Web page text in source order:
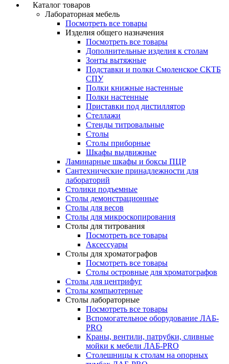
Каталог товаров
Лабораторная мебель
Посмотреть все товары
Изделия общего назначения
Посмотреть все товары
Дополнительные изделия к столам
Зонты вытяжные
Подставки и полки Смоленское СКТБ
СПУ
Полки книжные настенные
Полки настенные
Приставки под дистиллятор
Стеллажи
Стенды титровальные
Столы
Столы приборные
Шкафы выдвижные
Ламинарные шкафы и боксы ПЦР
Сантехнические принадлежности для
лабораторий
Столики подъемные
Столы демонстрационные
Столы для весов
Столы для микроскопирования
Столы для титрования
Посмотреть все товары
Аксессуары
Столы для хроматографов
Посмотреть все товары
Столы островные для хроматографов
Столы для центрифуг
Столы компьютерные
Столы лабораторные
Посмотреть все товары
Вспомогательное оборудование ЛАБ-
PRO
Краны, вентили, патрубки, сливные
мойки к мебели ЛАБ-PRO
Столешницы к столам на опорных